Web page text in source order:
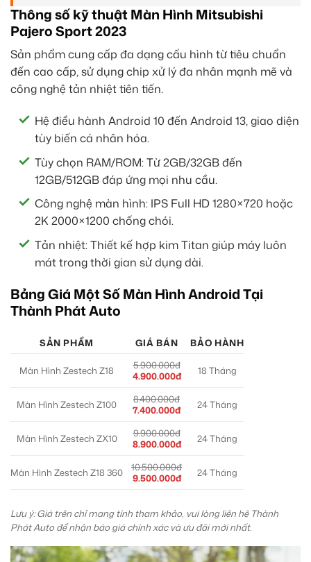
Thông số kỹ thuật Màn Hình Mitsubishi
Pajero Sport 2023
Sản phẩm cung cấp đa dạng cấu hình từ tiêu chuẩn
đến cao cấp, sử dụng chip xử lý đa nhân mạnh mẽ và
công nghệ tản nhiệt tiên tiến.
Hệ điều hành Android 10 đến Android 13, giao diện
tùy biến cá nhân hóa.
Tùy chọn RAM/ROM: Từ 2GB/32GB đến
12GB/512GB đáp ứng mọi nhu cầu.
Công nghệ màn hình: IPS Full HD 1280×720 hoặc
2K 2000×1200 chống chói.
Tản nhiệt: Thiết kế hợp kim Titan giúp máy luôn
mát trong thời gian sử dụng dài.
Bảng Giá Một Số Màn Hình Android Tại
Thành Phát Auto
SẢN PHẨM GIÁ BÁN BẢO HÀNH
Màn Hình Zestech Z18
5.900.000đ
4.900.000đ
18 Tháng
Màn Hình Zestech Z100
8.400.000đ
7.400.000đ
24 Tháng
Màn Hình Zestech ZX10
9.900.000đ
8.900.000đ
24 Tháng
Màn Hình Zestech Z18 360
10.500.000đ
9.500.000đ
24 Tháng
Lưu ý: Giá trên chỉ mang tính tham khảo, vui lòng liên hệ Thành
Phát Auto để nhận báo giá chính xác và ưu đãi mới nhất.